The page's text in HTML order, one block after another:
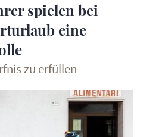
spielen bei
eine
zu erfüllen